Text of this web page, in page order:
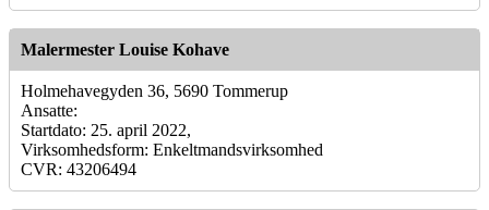
Malermester Louise Kohave
Holmehavegyden 36, 5690 Tommerup
Ansatte:
Startdato: 25. april 2022,
Virksomhedsform: Enkeltmandsvirksomhed
CVR: 43206494